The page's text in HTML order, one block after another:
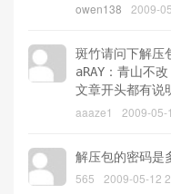
owen138 2009-
斑竹请问下解压
aRAY：青山不
文章开头都有说
aaaze1 2009-05-
解压包的密码是
565 2009-05-12